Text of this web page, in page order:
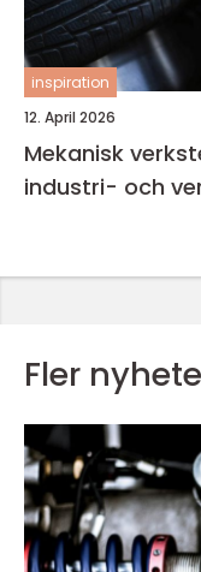
inspiration
12. April 2026
Mekanisk
industri- och
Fler